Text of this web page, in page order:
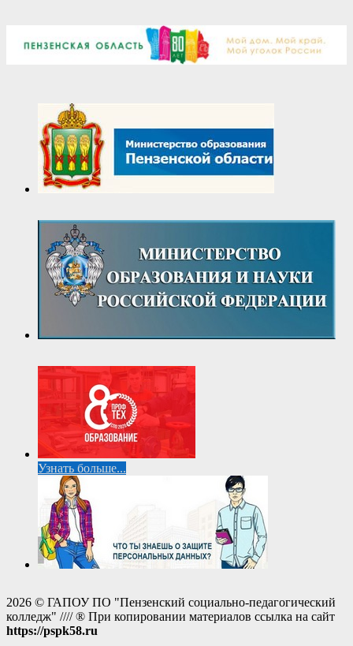
Узнать больше...
2026 © ГАПОУ ПО "Пензенский социально-педагогический
колледж" //// ® При копировании материалов ссылка на сайт
https://pspk58.ru